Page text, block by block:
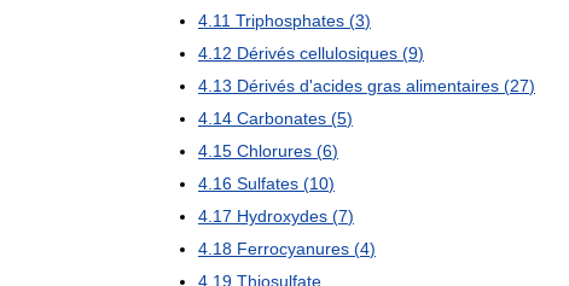
4 11 Triphosphates (3)
4 12 Dérivés cellulosiques (9)
4 13 Dérivés d'acides gras alimentaires (27)
4 14 Carbonates (5)
4 15 Chlorures (6)
4 16 Sulfates (10)
4 17 Hydroxydes (7)
4 18 Ferrocyanures (4)
4 19 Thiosulfate